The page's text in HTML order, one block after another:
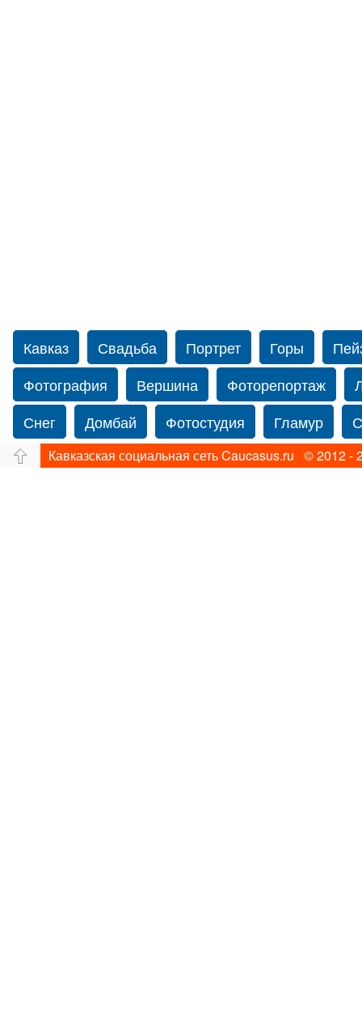
Кавказ Свадьба Портрет Горы
Фотография
Вершина Фоторепортаж
Снег
Домбай Фотостудия Гламур
Путешествие
Перевал Ущелье
Кавказская социальная сеть Caucasus.ru © 2012 -